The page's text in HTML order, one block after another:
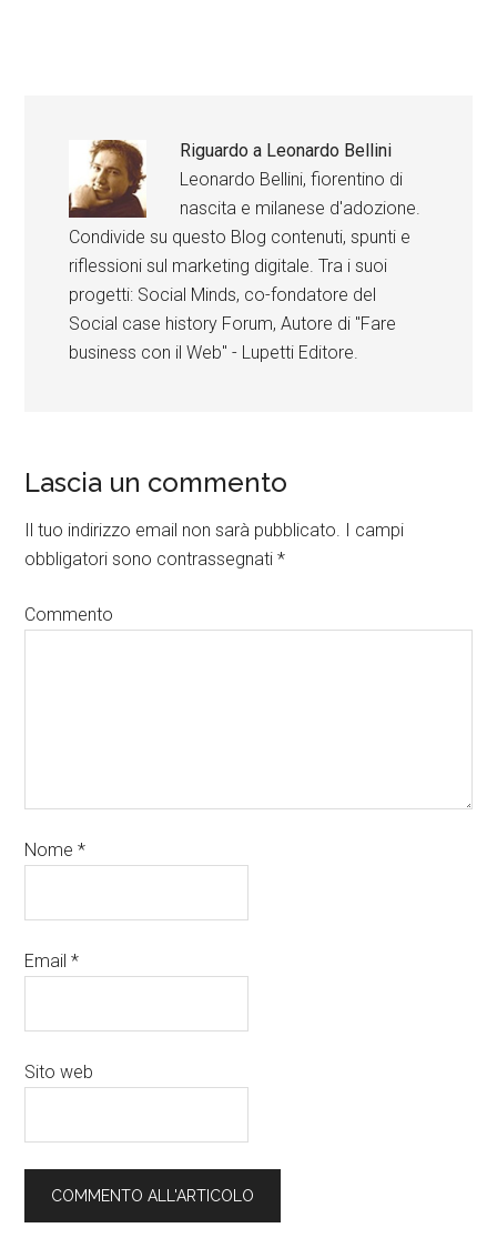
Riguardo a Leonardo Bellini
Leonardo Bellini, fiorentino di
nascita e milanese d'adozione.
Condivide su questo Blog contenuti, spunti e
riflessioni sul marketing digitale. Tra i suoi
progetti: Social Minds, co-fondatore del
Social case history Forum, Autore di "Fare
business con il Web" - Lupetti Editore.
Lascia un commento
Il tuo indirizzo email non sarà pubblicato. I campi
obbligatori sono contrassegnati*
Commento
Nome*
Email*
Sito web